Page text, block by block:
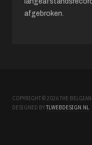
afgebroken.
COPYRIGHT © 2026 THE
DESIGNED BYTLWEBDESIGN.NL.